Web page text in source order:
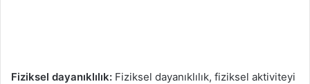
Fiziksel dayanıklılık: Fiziksel dayanıklılık, fiziksel aktiviteyi